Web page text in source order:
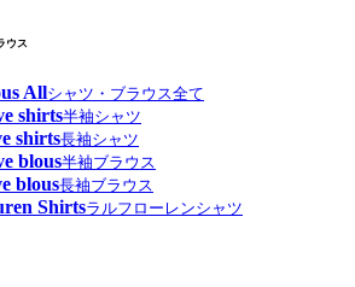
ウス
Allシャツ・ブラウス全て
shirts半袖シャツ
shirts長袖シャツ
blous半袖ブラウス
blous長袖ブラウス
Shirtsラルフローレンシャツ